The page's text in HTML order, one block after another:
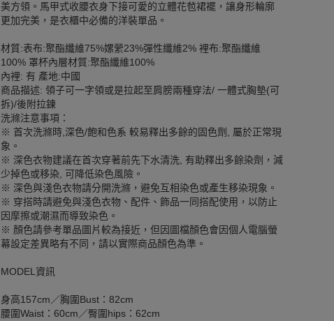
美方領。馬甲式收腰衣身下接可愛的立體花苞裙襬，讓身形輪廓
更加完美，是衣櫃中必備的洋裝單品。
材質:表布:聚酯纖維75%嫘縈23%彈性纖維2% 裡布:聚酯纖維
100% 罩杯內層材質:聚酯纖維100%
內裡: 有 產地:中國
商品描述: 領子可一字領或是拉起至肩膀兩種穿法/ 一體式胸墊(可
拆)/後附拉鍊
洗滌注意事項：
※ 首次洗滌時,深色/飽和色系 較易釋出多餘的固色劑, 屬於正常現
象。
※ 深色衣物建議在首次穿著前先下水清洗, 有助釋出多餘染劑，減
少掉色或移染, 可降低染色風險。
※ 深色與淺色衣物請分開洗滌，避免互相染色或產生移染現象。
※ 穿搭時請避免與淺色衣物、配件、飾品一同搭配使用，以防止
因摩擦或潮濕而導致染色。
※ 顏色請參考單品圖片較為接近，但因圖檔顏色會因個人電腦螢
幕設定差異略有不同，請以實際商品顏色為準。
MODEL資訊
身高157cm／胸圍Bust：82cm
腰圍Waist：60cm／臀圍hips：62cm